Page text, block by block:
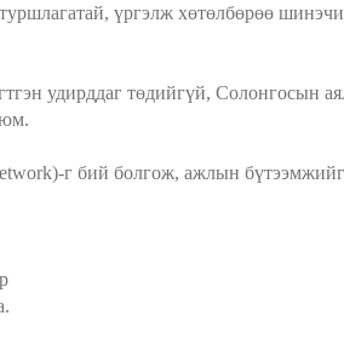
үргэлж хөтөлбөрөө
удирддаг төдийгүй, Солонгосын
г бий болгож, ажлын